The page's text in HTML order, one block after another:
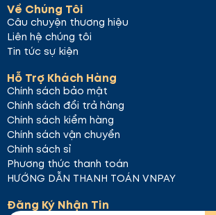
Về Chúng Tôi
Câu chuyện thương hiệu
Liên hệ chúng tôi
Tin tức sự kiện
Hỗ Trợ Khách Hàng
Chính sách bảo mật
Chính sách đổi trả hàng
Chính sách kiểm hàng
Chính sách vận chuyển
Chính sách sỉ
Phương thức thanh toán
HƯỚNG DẪN THANH TOÁN VNPAY
Đăng Ký Nhận Tin